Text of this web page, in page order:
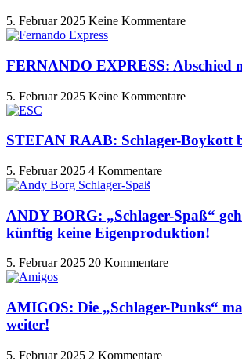
5. Februar 2025 Keine Kommentare
FERNANDO EXPRESS: Abschied
5. Februar 2025 Keine Kommentare
STEFAN RAAB: Schlager-Boykott
5. Februar 2025 4 Kommentare
ANDY BORG: „Schlager-Spaß“
künftig keine Eigenproduktion!
5. Februar 2025 20 Kommentare
AMIGOS: Die „Schlager-Punks“
weiter!
5. Februar 2025 2 Kommentare